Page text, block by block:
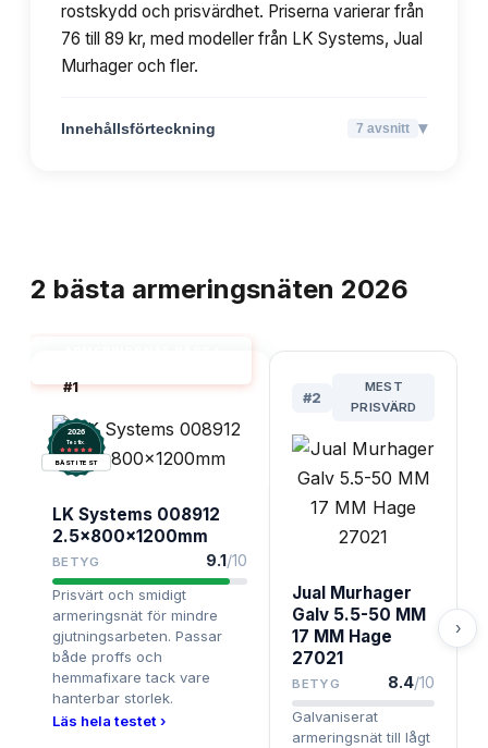
rostskydd och prisvärdhet. Priserna varierar från
76 till 89 kr, med modeller från LK Systems, Jual
Murhager och fler.
Innehållsförteckning 7 avsnitt ▾
2 bästa armeringsnäten 2026
#1
2026
Testix.
BÄST I TEST
LK Systems 008912
2.5x800x1200mm
BETYG 9.1/10
Prisvärt och smidigt
armeringsnät för mindre
gjutningsarbeten. Passar
både proffs och
hemmafixare tack vare
hanterbar storlek.
Läs hela testet ›
#2
MEST
PRISVÄRD
Jual Murhager
Galv 5.5-50 MM
17 MM Hage
27021
BETYG 8.4/10
Galvaniserat
armeringsnät till lågt
›